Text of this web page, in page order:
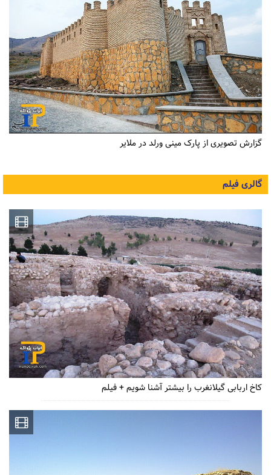
گزارش تصویری از پارک مینی ورلد در ملایر
گالری فیلم
کاخ اربابی گیلانغرب را بیشتر آشنا شویم + فیلم